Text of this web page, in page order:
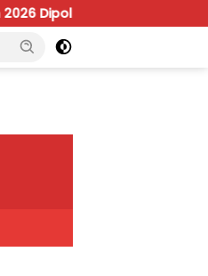
Anggaran Fokus